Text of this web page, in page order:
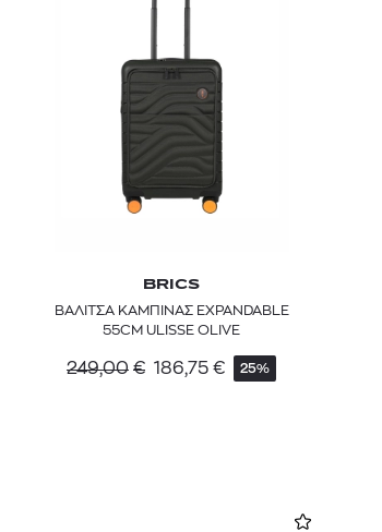
BRICS
ΒΑΛΙΤΣΑ ΚΑΜΠΙΝΑΣ EXPANDABLE
55CM ULISSE OLIVE
249,00 € 186,75 € 25%